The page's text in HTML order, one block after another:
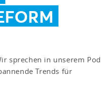
sprechen in unserem
Trends für